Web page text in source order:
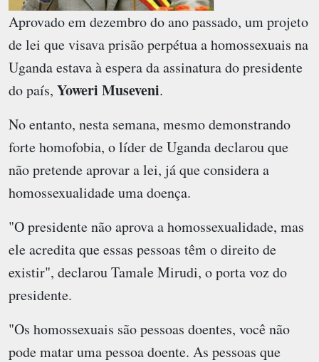
Aprovado em dezembro do ano passado, um projeto
de lei que visava prisão perpétua a homossexuais na
Uganda estava à espera da assinatura do presidente
do país, Yoweri Museveni.
No entanto, nesta semana, mesmo demonstrando
forte homofobia, o líder de Uganda declarou que
não pretende aprovar a lei, já que considera a
homossexualidade uma doença.
"O presidente não aprova a homossexualidade, mas
ele acredita que essas pessoas têm o direito de
existir", declarou Tamale Mirudi, o porta voz do
presidente.
"Os homossexuais são pessoas doentes, você não
pode matar uma pessoa doente. As pessoas que